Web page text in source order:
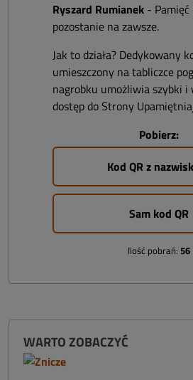
Ryszard Rumianek - Pamięć
pozostanie na zawsze.
Jak to działa? Dedykowany
umieszczony na tabliczce
nagrobku umożliwia szybki i
dostęp do Strony
Pobierz:
Kod QR z
Sam kod QR
Ilość pobrań: 56
WARTO ZOBACZYĆ